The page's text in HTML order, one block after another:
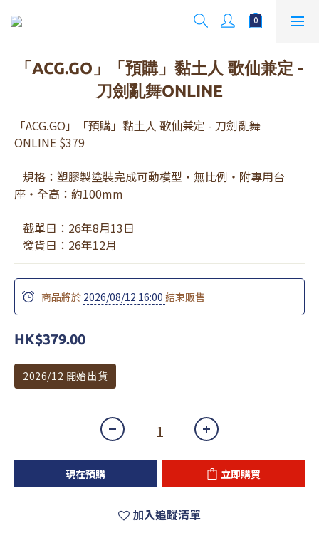
「ACG.GO」「預購」黏土人 歌仙兼定 -
刀劍亂舞ONLINE
「ACG.GO」「預購」黏土人 歌仙兼定 - 刀劍亂舞
ONLINE $379
座・全高：約100mm
   截單日：26年8月13日
   發貨日：26年12月
商品將於 2026/08/12 16:00 結束販售
HK$379.00
2026/12 開始出貨
現在預購 立即購買
加入追蹤清單